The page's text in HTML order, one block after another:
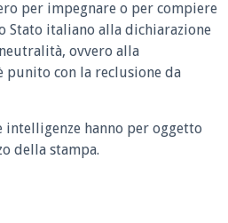
per impegnare o per compiere
italiano alla dichiarazione
ovvero alla
punito con la reclusione da
intelligenze hanno per oggetto
della stampa.